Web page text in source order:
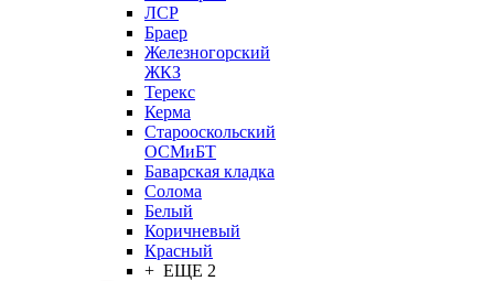
ЛСР
Браер
Железногорский
ЖКЗ
Терекс
Керма
Старооскольский
ОСМиБТ
Баварская кладка
Солома
Белый
Коричневый
Красный
+ ЕЩЕ 2